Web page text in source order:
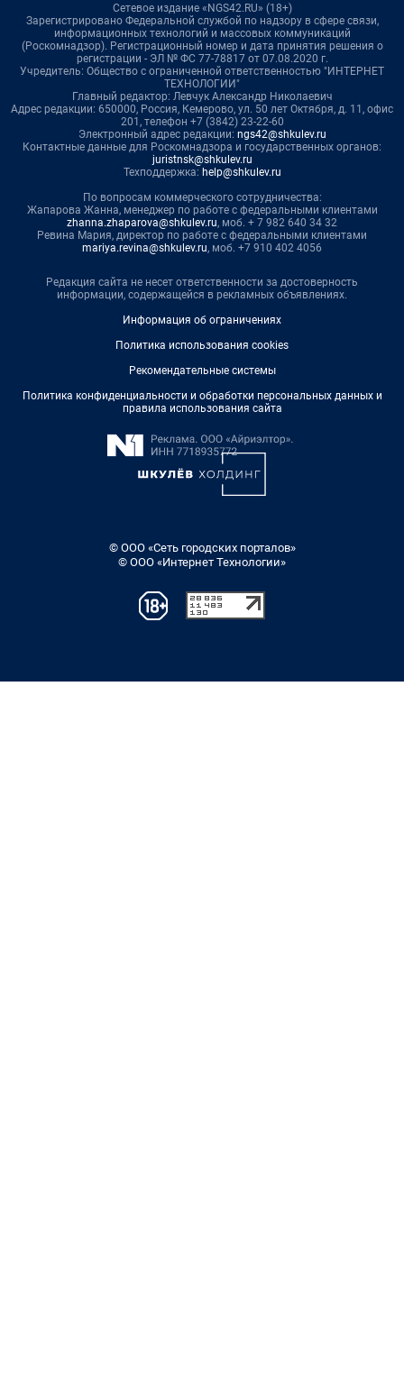
Сетевое издание «NGS42.RU» (18+)
Зарегистрировано Федеральной службой по надзору в сфере связи,
информационных технологий и массовых коммуникаций
(Роскомнадзор). Регистрационный номер и дата принятия решения о
регистрации - ЭЛ № ФС 77-78817 от 07.08.2020 г.
Учредитель: Общество с ограниченной ответственностью "ИНТЕРНЕТ
ТЕХНОЛОГИИ"
Главный редактор: Левчук Александр Николаевич
Адрес редакции: 650000, Россия, Кемерово, ул. 50 лет Октября, д. 11, офис
201, телефон +7 (3842) 23-22-60
Электронный адрес редакции: ngs42@shkulev.ru
Контактные данные для Роскомнадзора и государственных органов:
juristnsk@shkulev.ru
Техподдержка: help@shkulev.ru
По вопросам коммерческого сотрудничества:
Жапарова Жанна, менеджер по работе с федеральными клиентами
zhanna.zhaparova@shkulev.ru, моб. + 7 982 640 34 32
Ревина Мария, директор по работе с федеральными клиентами
mariya.revina@shkulev.ru, моб. +7 910 402 4056
Редакция сайта не несет ответственности за достоверность
информации, содержащейся в рекламных объявлениях.
Информация об ограничениях
Политика использования cookies
Рекомендательные системы
Политика конфиденциальности и обработки персональных данных и
правила использования сайта
© ООО «Сеть городских порталов»
© ООО «Интернет Технологии»